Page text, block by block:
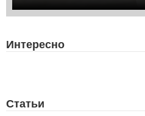
Интересно
Статьи